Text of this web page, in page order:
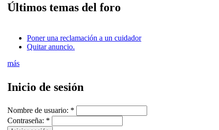
Últimos temas del foro
Poner una reclamación a un cuidador
Quitar anuncio.
más
Inicio de sesión
Nombre de usuario: *
Contraseña: *